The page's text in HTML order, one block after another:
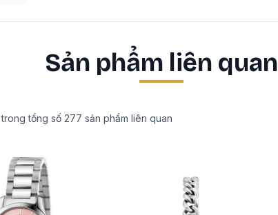
Sản phẩm liên quan
trong tổng số 277 sản phẩm liên quan